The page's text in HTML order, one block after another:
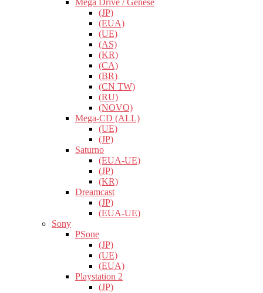
Mega Drive / Gênese
(JP)
(EUA)
(UE)
(AS)
(KR)
(CA)
(BR)
(CN TW)
(RU)
(NOVO)
Mega-CD (ALL)
(UE)
(JP)
Saturno
(EUA-UE)
(JP)
(KR)
Dreamcast
(JP)
(EUA-UE)
Sony
PSone
(JP)
(UE)
(EUA)
Playstation 2
(JP)